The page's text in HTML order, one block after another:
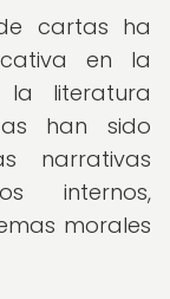
cartas ha
en la
literatura
han sido
narrativas
internos,
morales